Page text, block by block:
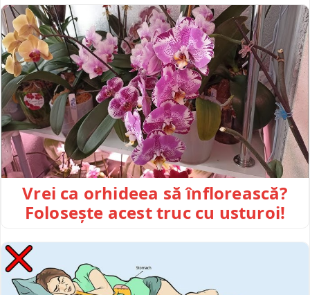
Vrei ca orhideea să înflorească?
Folosește acest truc cu usturoi!